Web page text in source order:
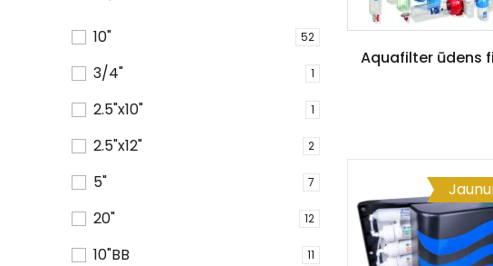
10" 52
3/4" 1
2.5"x10" 1
2.5"x12" 2
5" 7
20" 12
10"BB 11
Aquafilter ūdens